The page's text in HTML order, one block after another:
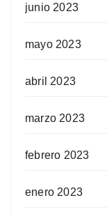
junio 2023
mayo 2023
abril 2023
marzo 2023
febrero 2023
enero 2023